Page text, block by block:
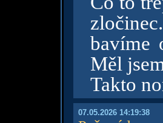
bavíme
Měl
Takto
07.05.2026 14:19:38